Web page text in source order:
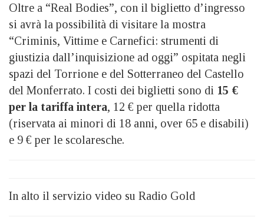
Oltre a “Real Bodies”, con il biglietto d’ingresso
si avrà la possibilità di visitare la mostra
“Criminis, Vittime e Carnefici: strumenti di
giustizia dall’inquisizione ad oggi” ospitata negli
spazi del Torrione e del Sotterraneo del Castello
del Monferrato. I costi dei biglietti sono di 15 €
per la tariffa intera, 12 € per quella ridotta
(riservata ai minori di 18 anni, over 65 e disabili)
e 9 € per le scolaresche.
In alto il servizio video su Radio Gold